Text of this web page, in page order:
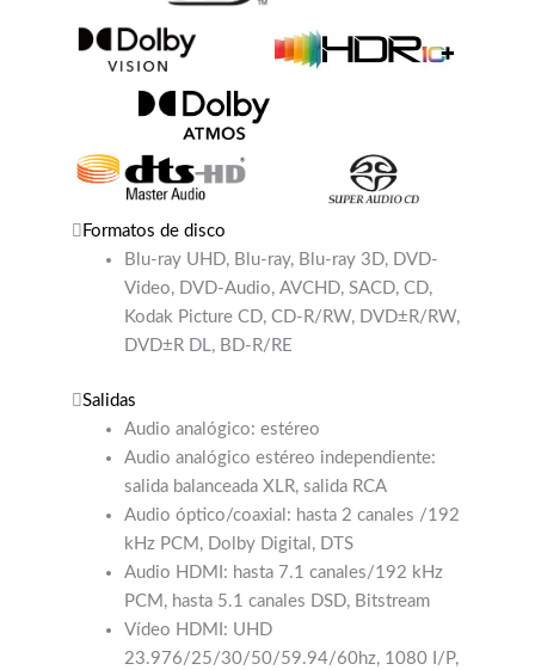
Formatos de disco
Blu-ray UHD, Blu-ray, Blu-ray 3D, DVD-
Video, DVD-Audio, AVCHD, SACD, CD,
Kodak Picture CD, CD-R/RW, DVD±R/RW,
DVD±R DL, BD-R/RE
Salidas
Audio analógico: estéreo
Audio analógico estéreo independiente:
salida balanceada XLR, salida RCA
Audio óptico/coaxial: hasta 2 canales /192
kHz PCM, Dolby Digital, DTS
Audio HDMI: hasta 7.1 canales/192 kHz
PCM, hasta 5.1 canales DSD, Bitstream
Vídeo HDMI: UHD
23.976/25/30/50/59.94/60hz, 1080 I/P,